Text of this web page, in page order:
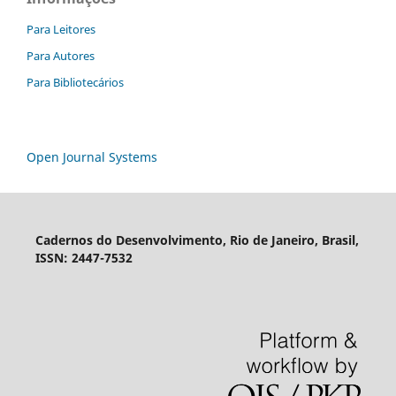
Para Leitores
Para Autores
Para Bibliotecários
Open Journal Systems
Cadernos do Desenvolvimento, Rio de Janeiro, Brasil,
ISSN: 2447-7532